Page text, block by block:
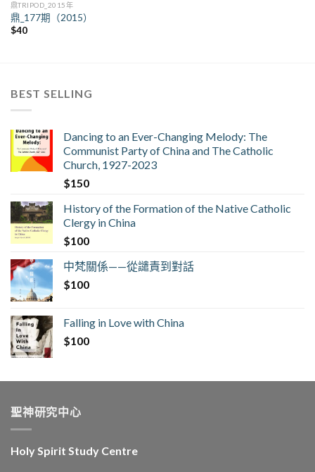
鼎TRIPOD_2015年
鼎_177期（2015）
$40
BEST SELLING
Dancing to an Ever-Changing Melody: The
Communist Party of China and The Catholic
Church, 1927-2023
$150
History of the Formation of the Native Catholic
Clergy in China
$100
中梵關係——從譴責到對話
$100
Falling in Love with China
$100
聖神研究中心
Holy Spirit Study Centre